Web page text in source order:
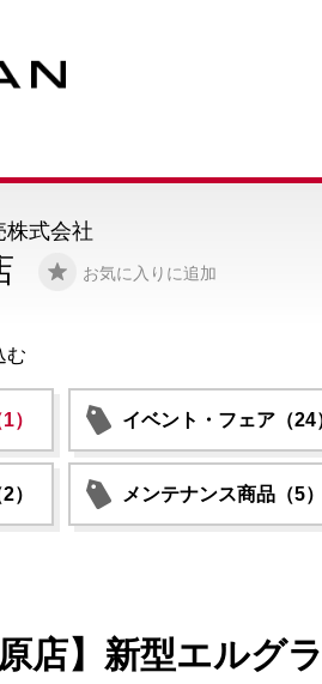
お気に入りに追加
株式会社
む
） イベント・フェア（24
） メンテナンス商品（5
原店】新型エルグ